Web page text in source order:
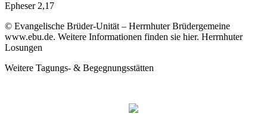
Epheser 2,17
© Evangelische Brüder-Unität – Herrnhuter Brüdergemeine
www.ebu.de. Weitere Informationen finden sie hier. Herrnhuter
Losungen
Weitere Tagungs- & Begegnungsstätten